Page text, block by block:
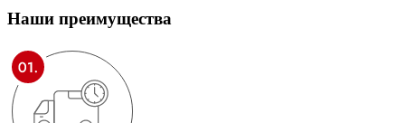
Наши преимущества